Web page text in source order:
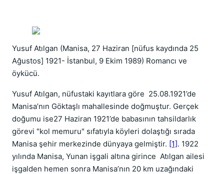
Yusuf Atılgan (Manisa, 27 Haziran [nüfus kaydında 25
Ağustos] 1921- İstanbul, 9 Ekim 1989) Romancı ve
öykücü.
Yusuf Atılgan, nüfustaki kayıtlara göre 25.08.1921’de
Manisa’nın Göktaşlı mahallesinde doğmuştur. Gerçek
doğumu ise27 Haziran 1921’de babasının tahsildarlık
görevi "kol memuru" sıfatıyla köyleri dolaştığı sırada
Manisa şehir merkezinde dünyaya gelmiştir. [1]. 1922
yılında Manisa, Yunan işgali altına girince Atılgan ailesi
işgalden hemen sonra Manisa’nın 20 km uzağındaki